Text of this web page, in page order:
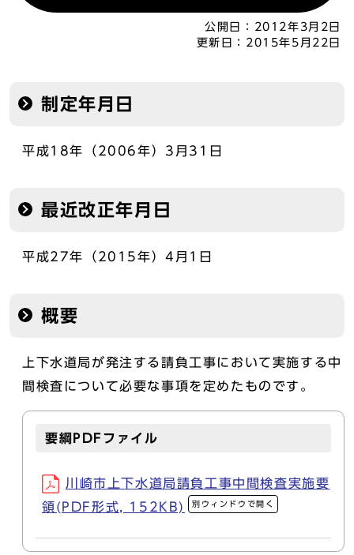
公開日：
2012年3月2日
更新日： 2015年5月22日
制定年月日
平成18年（2006年）3月31日
最近改正年月日
平成27年（2015年）4月1日
概要
上下水道局が発注する請負工事において実施する中
間検査について必要な事項を定めたものです。
要綱PDFファイル
川崎市上下水道局請負工事中間検査実施要
領(PDF形式, 152KB)
別ウィンドウで開く